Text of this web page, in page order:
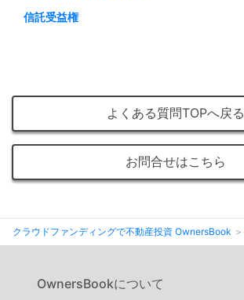
信託受益権
よくある質問TOPへ戻る
お問合せはこちら
クラウドファンディングで不動産投資 OwnersBook
OwnersBookについて